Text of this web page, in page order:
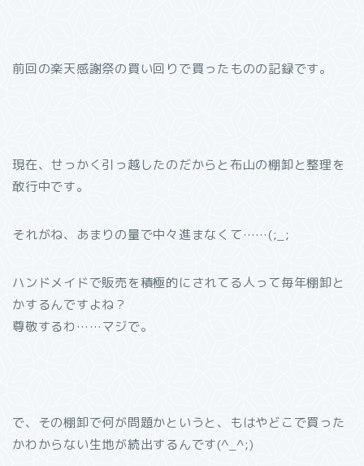
前回の楽天感謝祭の買い回りで買ったものの記録です。
現在、せっかく引っ越したのだからと布山の棚卸と整理を
敢行中です。
それがね、あまりの量で中々進まなくて……(;_;
ハンドメイドで販売を積極的にされてる人って毎年棚卸と
かするんですよね？
尊敬するわ……マジで。
で、その棚卸で何が問題かというと、もはやどこで買った
かわからない生地が続出するんです(^_^;)